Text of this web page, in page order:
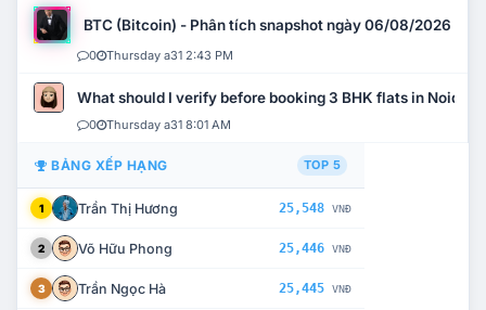
BTC (Bitcoin) - Phân tích snapshot ngày 06/08/2026
0 Thursday a31 2:43 PM
What should I verify before booking 3 BHK flats in Noida?
0 Thursday a31 8:01 AM
BẢNG XẾP HẠNG TOP 5
1 Trần Thị Hương 25,548 VNĐ
2 Võ Hữu Phong 25,446 VNĐ
3 Trần Ngọc Hà 25,445 VNĐ